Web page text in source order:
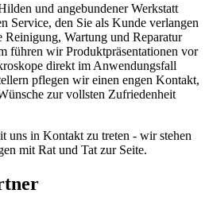
und angebundener Werkstatt
Service, den Sie als Kunde verlangen
Reinigung, Wartung und Reparatur
führen wir Produktpräsentationen vor
direkt im Anwendungsfall
pflegen wir einen engen Kontakt,
zur vollsten Zufriedenheit
uns in Kontakt zu treten - wir stehen
mit Rat und Tat zur Seite.